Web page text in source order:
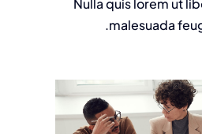
Nulla quis lorem ut
malesuada